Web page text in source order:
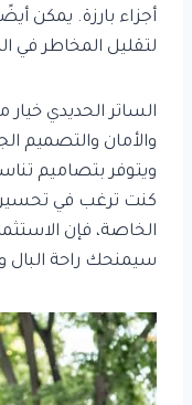
أجزاء بارزة. يمكن
لتقليل المخاطر في
الساتر الحديدي
والأمان والتصميم
ويتوفر بتصاميم
كنت ترغب في
الخاصة، فإن
سيمنحك راحة البال